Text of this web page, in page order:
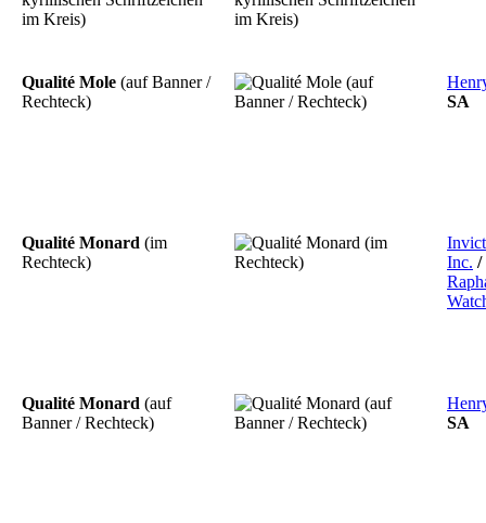
im Kreis)
Qualité Mole (auf Banner /
Rechteck)
SA
Qualité Monard (im
Rechteck)
Inc. /
Qualité Monard (auf
Banner / Rechteck)
SA